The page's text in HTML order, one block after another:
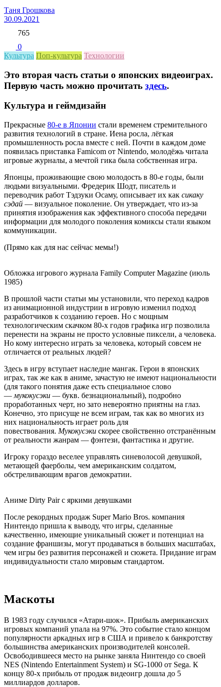
Таня Грошкова
30.09.2021
765
0
Культура Поп-культура Технологии
Это вторая часть статьи о японских видеоиграх.
Первую часть можно прочитать здесь.
Культура и геймдизайн
Прекрасные 80-е в Японии стали временем стремительного
развития технологий в стране. Иена росла, лёгкая
промышленность росла вместе с ней. Почти в каждом доме
появилась приставка Famicom от Nintendo, молодёжь читала
игровые журналы, а мечтой гика была собственная игра.
Японцы, проживающие свою молодость в 80-е годы, были
людьми визуальными. Фредерик Шодт, писатель и
переводчик работ Тэдзуки Осаму, описывает их как сикаку
сэдай — визуальное поколение. Он утверждает, что из-за
принятия изображения как эффективного способа передачи
информации для молодого поколения комиксы стали языком
коммуникации.
(Прямо как для нас сейчас мемы!)
Обложка игрового журнала Family Computer Magazine (июль
1985)
В прошлой части статьи мы установили, что переход кадров
из анимационной индустрии в игровую изменил подход
разработчиков к созданию героев. Но с мощным
технологическим скачком 80-х годов графика игр позволила
перенести на экраны не просто условные пиксели, а человека.
Но кому интересно играть за человека, который совсем не
отличается от реальных людей?
Здесь в игру вступает наследие мангак. Герои в японских
играх, так же как в аниме, зачастую не имеют национальности
(для такого понятия даже есть специальное слово
— мукокусэки — букв. безнациональный), подробно
проработанных черт, но зато невероятно приятны на глаз.
Конечно, это присуще не всем играм, так как во многих из
них национальность играет роль для
повествования. Мукокусэки скорее свойственно отстранённым
от реальности жанрам — фэнтези, фантастика и другие.
Игроку гораздо веселее управлять синеволосой девушкой,
метающей фаерболы, чем американским солдатом,
обстреливающим врагов демократии.
Аниме Dirty Pair с яркими девушками
После рекордных продаж Super Mario Bros. компания
Нинтендо пришла к выводу, что игры, сделанные
качественно, имеющие уникальный сюжет и потенциал на
создание франшизы, могут продаваться в больших масштабах,
чем игры без развития персонажей и сюжета. Придание играм
индивидуальности стало мировым стандартом.
Маскоты
В 1983 году случился «Атари-шок». Прибыль американских
игровых компаний упала на 97%. Это событие стало концом
популярности аркадных игр в США и привело к банкротству
большинства американских производителей консолей.
Освободившееся место на рынке заняла Нинтендо со своей
NES (Nintendo Entertainment System) и SG-1000 от Sega. К
концу 80-х прибыль от продаж видеоигр дошла до 5
миллиардов долларов.